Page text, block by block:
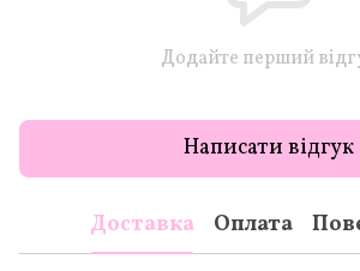
Додайте перший
Написати відгук
Доставка Оплата